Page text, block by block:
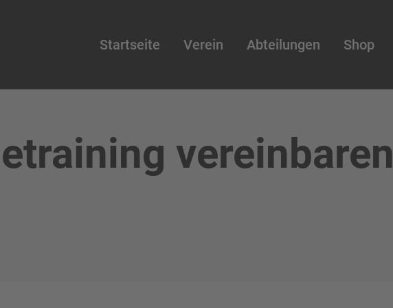
Startseite Verein Abteilungen Shop
vereinbaren